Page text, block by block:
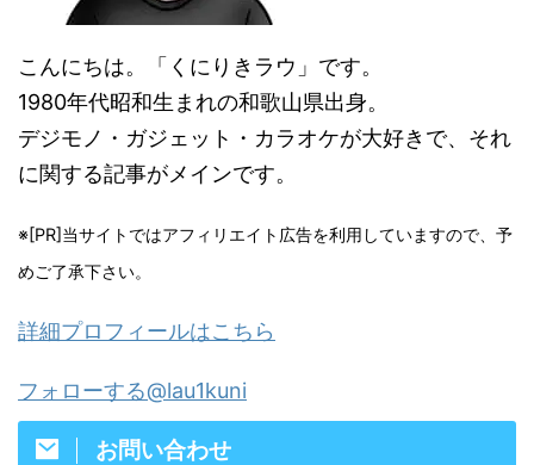
こんにちは。「くにりきラウ」です。
1980年代昭和生まれの和歌山県出身。
デジモノ・ガジェット・カラオケが大好きで、それ
に関する記事がメインです。
※[PR]当サイトではアフィリエイト広告を利用していますので、予
めご了承下さい。
詳細プロフィールはこちら
フォローする@lau1kuni
お問い合わせ